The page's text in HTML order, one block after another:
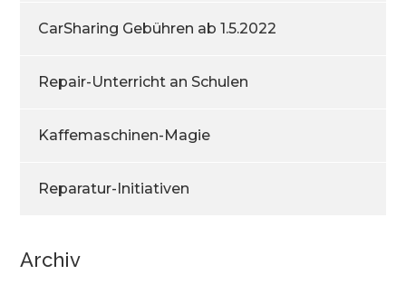
CarSharing Gebühren ab 1.5.2022
Repair-Unterricht an Schulen
Kaffemaschinen-Magie
Reparatur-Initiativen
Archiv